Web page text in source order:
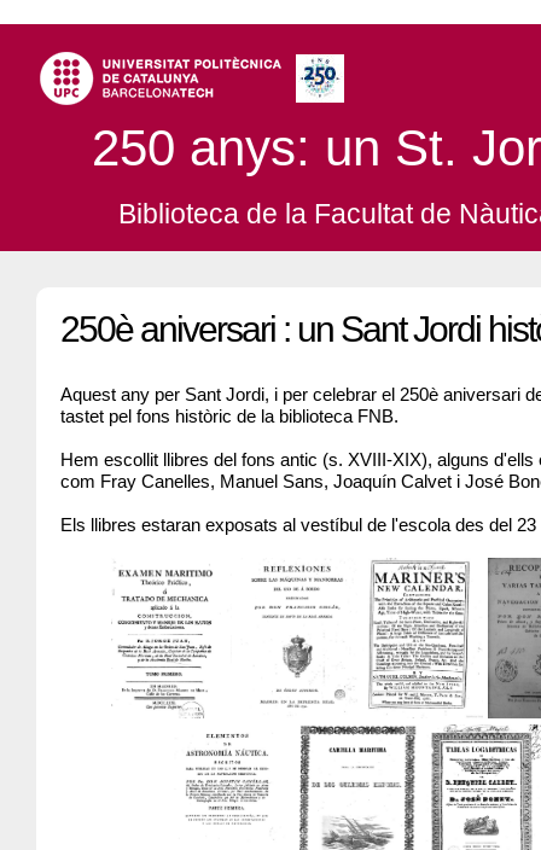
250 anys: un St.
Biblioteca de la Facultat de
250è aniversari : un Sant Jordi
Aquest any per Sant Jordi, i per celebrar el 250è aniversari
tastet pel fons històric de la biblioteca FNB.
Hem escollit llibres del fons antic (s. XVIII-XIX), alguns
com Fray Canelles, Manuel Sans, Joaquín Calvet i José
Els llibres estaran exposats al vestíbul de l'escola des del